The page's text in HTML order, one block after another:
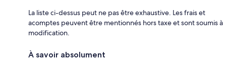
La liste ci-dessus peut ne pas être exhaustive. Les frais et
acomptes peuvent être mentionnés hors taxe et sont soumis à
modification.
À savoir absolument